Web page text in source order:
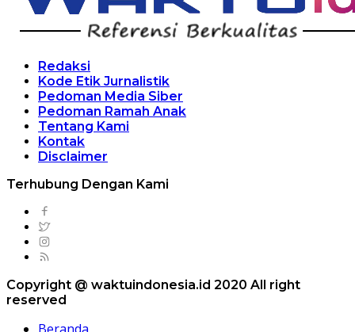
Redaksi
Kode Etik Jurnalistik
Pedoman Media Siber
Pedoman Ramah Anak
Tentang Kami
Kontak
Disclaimer
Terhubung Dengan Kami
Copyright @ waktuindonesia.id 2020 All right
reserved